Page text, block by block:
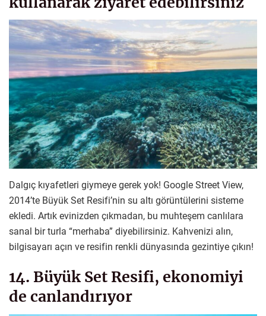
Dalgıç kıyafetleri giymeye gerek yok! Google Street View,
2014’te Büyük Set Resifi’nin su altı görüntülerini sisteme
ekledi. Artık evinizden çıkmadan, bu muhteşem canlılara
sanal bir turla “merhaba” diyebilirsiniz. Kahvenizi alın,
bilgisayarı açın ve resifin renkli dünyasında gezintiye çıkın!
14. Büyük Set Resifi, ekonomiyi
de canlandırıyor